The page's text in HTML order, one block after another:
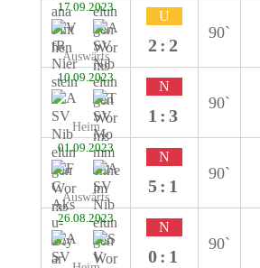
17.09.2023
Auswärts
U
2:2
90`
10.09.2023
Heim
N
1:3
90`
01.09.2023
Auswärts
N
5:1
90`
26.08.2023
N
0:1
90`